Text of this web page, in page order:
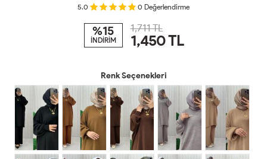
5.0 0 Değerlendirme
%15
İNDİRİM
1,711 TL
1,450TL
Renk Seçenekleri